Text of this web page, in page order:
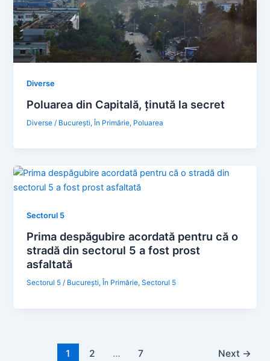
Diverse
Poluarea din Capitală, ținută la secret
Diverse / Bucureşti,În Primărie, Poluarea
Sectorul 5
Prima despăgubire acordată pentru că o
stradă din sectorul 5 a fost prost
asfaltată
Sectorul 5 / Bucureşti,În Primărie,Sectorul 5
1 2 … 7 Next →